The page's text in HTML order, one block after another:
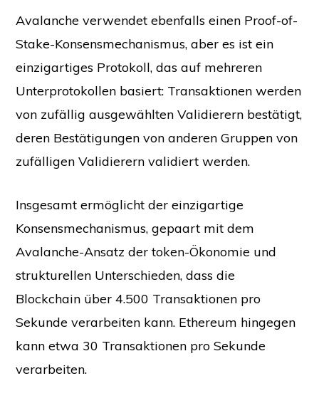
Avalanche verwendet ebenfalls einen Proof-of-
Stake-Konsensmechanismus, aber es ist ein
einzigartiges Protokoll, das auf mehreren
Unterprotokollen basiert: Transaktionen werden
von zufällig ausgewählten Validierern bestätigt,
deren Bestätigungen von anderen Gruppen von
zufälligen Validierern validiert werden.
Insgesamt ermöglicht der einzigartige
Konsensmechanismus, gepaart mit dem
Avalanche-Ansatz der token-Ökonomie und
strukturellen Unterschieden, dass die
Blockchain über 4.500 Transaktionen pro
Sekunde verarbeiten kann. Ethereum hingegen
kann etwa 30 Transaktionen pro Sekunde
verarbeiten.